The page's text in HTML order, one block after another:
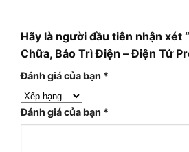
Hãy là người đầu tiên nhận xét
Chữa, Bảo Trì Điện – Điện Tử
Đánh giá của bạn *
Đánh giá của bạn *